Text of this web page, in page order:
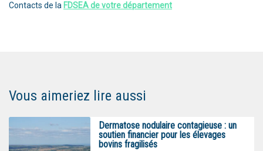
Contacts de la FDSEA de votre département
Vous aimeriez lire aussi
Dermatose nodulaire contagieuse : un
soutien financier pour les élevages
bovins fragilisés